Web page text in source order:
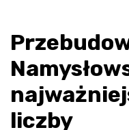
liczby